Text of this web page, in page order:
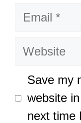
Email
Website
Save my
website
next time